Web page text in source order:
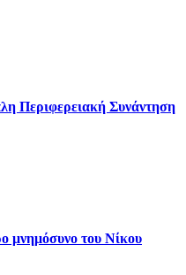
Περιφερειακή Συνάντηση
μνημόσυνο του Νίκου